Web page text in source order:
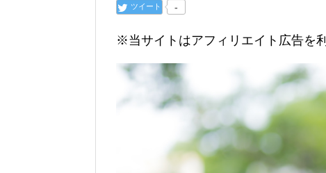
-
ツイート
※当サイトはアフィリエイト広告を